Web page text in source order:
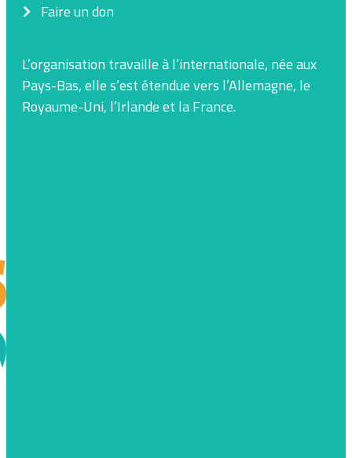
Faire un don
L’organisation travaille à l’internationale, née aux
Pays-Bas, elle s’est étendue vers l’Allemagne, le
Royaume-Uni, l’Irlande et la France.